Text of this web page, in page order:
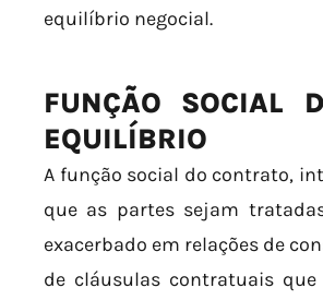
equilíbrio negocial.
FUNÇÃO SOCIAL
EQUILÍBRIO
A função social do contrato,
que as partes sejam
exacerbado em relações de
de cláusulas contratuais